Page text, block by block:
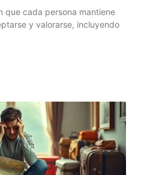
que cada persona mantiene
y valorarse, incluyendo